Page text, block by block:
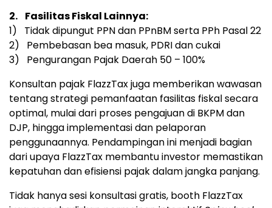
2. Fasilitas Fiskal Lainnya:
1) Tidak dipungut PPN dan PPnBM serta PPh Pasal 22
2) Pembebasan bea masuk, PDRI dan cukai
3) Pengurangan Pajak Daerah 50 – 100%
Konsultan pajak FlazzTax juga memberikan wawasan
tentang strategi pemanfaatan fasilitas fiskal secara
optimal, mulai dari proses pengajuan di BKPM dan
DJP, hingga implementasi dan pelaporan
penggunaannya. Pendampingan ini menjadi bagian
dari upaya FlazzTax membantu investor memastikan
kepatuhan dan efisiensi pajak dalam jangka panjang.
Tidak hanya sesi konsultasi gratis, booth FlazzTax